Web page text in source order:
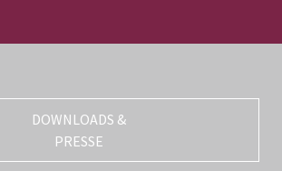
DOWNLOADS &
PRESSE